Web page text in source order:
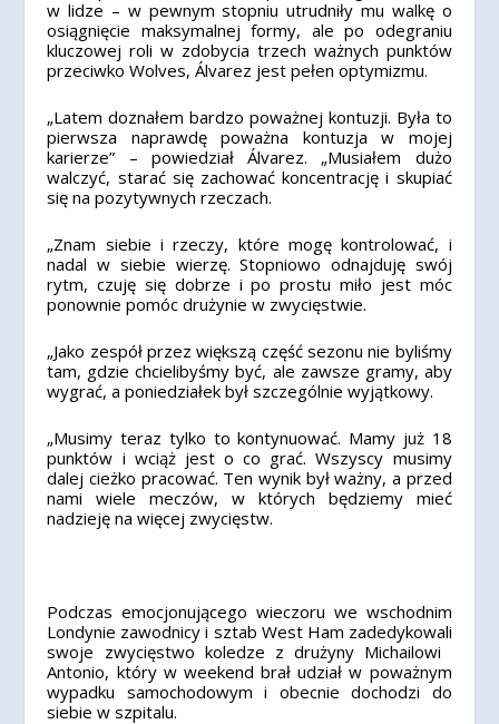
w lidze – w pewnym stopniu utrudniły mu walkę o
osiągnięcie maksymalnej formy, ale po odegraniu
kluczowej roli w zdobycia trzech ważnych punktów
przeciwko Wolves, Álvarez jest pełen optymizmu.
„Latem doznałem bardzo poważnej kontuzji. ​​Była to
pierwsza naprawdę poważna kontuzja w mojej
karierze” – powiedział Álvarez. „Musiałem dużo
walczyć, starać się zachować koncentrację i skupiać
się na pozytywnych rzeczach.
„Znam siebie i rzeczy, które mogę kontrolować, i
nadal w siebie wierzę. Stopniowo odnajduję swój
rytm, czuję się dobrze i po prostu miło jest móc
ponownie pomóc drużynie w zwycięstwie.
„Jako zespół przez większą część sezonu nie byliśmy
tam, gdzie chcielibyśmy być, ale zawsze gramy, aby
wygrać, a poniedziałek był szczególnie wyjątkowy.
„Musimy teraz tylko to kontynuować. Mamy już 18
punktów i wciąż jest o co grać. Wszyscy musimy
dalej cieżko pracować. Ten wynik był ważny, a przed
nami wiele meczów, w których będziemy mieć
nadzieję na więcej zwycięstw.
Podczas emocjonującego wieczoru we wschodnim
Londynie zawodnicy i sztab West Ham zadedykowali
swoje zwycięstwo koledze z drużyny Michailowi ​​
Antonio, który w weekend brał udział w poważnym
wypadku samochodowym i obecnie dochodzi do
siebie w szpitalu.